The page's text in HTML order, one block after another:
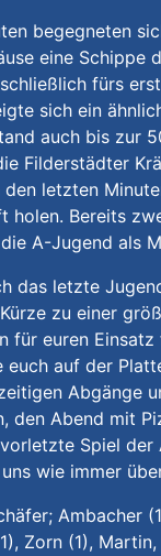
begegneten
eine Schippe
fürs
sich ein
auch bis zur
Filderstädter
letzten
holen. Bereits
A-Jugend als
das letzte
zu einer
für euren
euch auf der
Abgänge
den Abend mit
Spiel
wie immer
Ambacher
Zorn (1), Martin,